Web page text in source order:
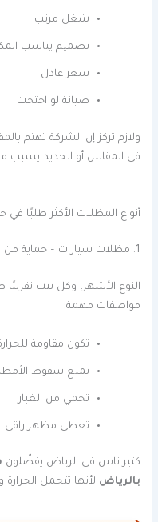
شغل مرتب
تصميم يناسب
سعر عادل
صيانة لو احتجت
ولازم تركز إن الشركة تهتم
في المقاس أو الحديد يسبب
أنواع المظلات الأكثر طلبًا في
1. مظلات سيارات – حماية من الشمس والغبار
النوع الأشهر، وكل بيت تقريبًا
مواصفات مهمة:
تكون مقاومة
تمنع سقوط
تحمي من الغبار
تعطي مظهر راقي
كثير ناس في الرياض يفضّلون
بالرياض لأنها تتحمل الحرارة